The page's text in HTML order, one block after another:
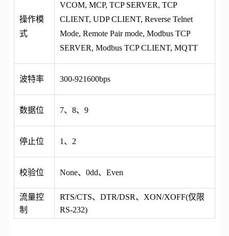
操作模
式
VCOM, MCP, TCP SERVER, TCP
CLIENT, UDP CLIENT, Reverse Telnet
Mode, Remote Pair mode, Modbus TCP
SERVER, Modbus TCP CLIENT, MQTT
波特率 300-921600bps
数据位 7、8、9
停止位 1、2
校验位 None、0dd、Even
流量控
制
RTS/CTS、DTR/DSR、XON/XOFF(仅限
RS-232)